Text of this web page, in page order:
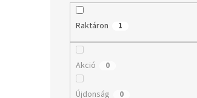
Raktáron 1
Akció 0
Újdonság 0